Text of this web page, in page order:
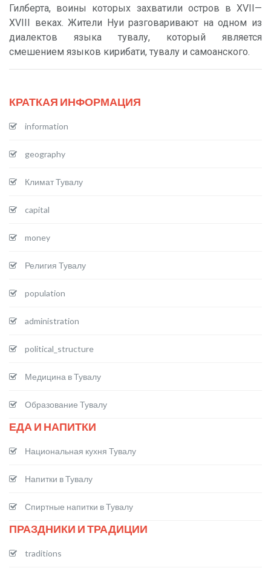
Гилберта, воины которых захватили остров в XVII—
XVIII веках. Жители Нуи разговаривают на одном из
диалектов языка тувалу, который является
смешением языков кирибати, тувалу и самоанского.
КРАТКАЯ ИНФОРМАЦИЯ
information
geography
Климат Тувалу
capital
money
Религия Тувалу
population
administration
political_structure
Медицина в Тувалу
Образование Тувалу
ЕДА И НАПИТКИ
Национальная кухня Тувалу
Напитки в Тувалу
Спиртные напитки в Тувалу
ПРАЗДНИКИ И ТРАДИЦИИ
traditions